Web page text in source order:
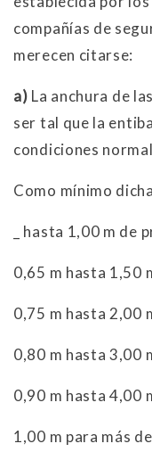
compañías de
merecen citarse:
a) La anchura de
ser tal que la
condiciones
Como mínimo
_ hasta 1,00 m de
0,65 m hasta 1,50
0,75 m hasta 2,00
0,80 m hasta 3,00
0,90 m hasta 4,00
1,00 m para más